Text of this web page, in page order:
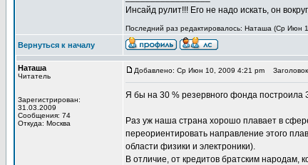
Инсайд рулит!!! Его не надо искать, он
Последний раз редактировалось: Наташа (Ср Июн
Вернуться к началу
Наташа
Читатель
Зарегистрирован:
31.03.2009
Сообщения: 74
Откуда: Москва
Добавлено: Ср Июн 10, 2009 4:21 pm
Я бы на 30 % резервного фонда
Раз уж наша страна хорошо плавает в
переориентировать направление этого
области физики и электроники).
В отличие, от кредитов братским народам,